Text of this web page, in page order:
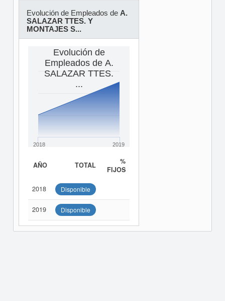
Evolución de Empleados de A.
SALAZAR TTES. Y
MONTAJES S...
Evolución de
Empleados de A.
SALAZAR TTES.
...
2018 2019
AÑO TOTAL
%
FIJOS
2018 Disponible
2019 Disponible